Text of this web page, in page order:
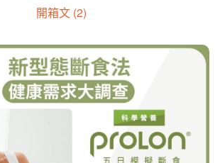
開箱文 (2)